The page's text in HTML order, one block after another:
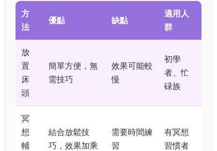
方
法
優點 缺點
適用人
群
放
置
床
頭
簡單方便，無
需技巧
效果可能較
慢
初學
者、忙
碌族
冥
想
輔
結合放鬆技
巧，效果加乘
需要時間練
習
有冥想
習慣者